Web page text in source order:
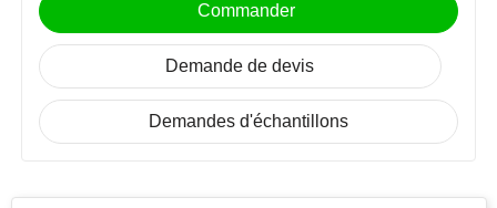
Victorinox
Vinga
Waterman
Commander
Demande de devis
Demandes d'échantillons